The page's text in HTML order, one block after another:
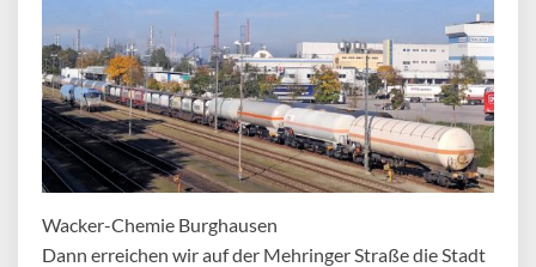
Wacker-Chemie Burghausen
Dann erreichen wir auf der Mehringer Straße die Stadt